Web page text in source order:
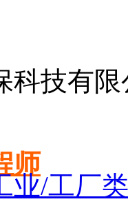
科技有
师
业/工厂类